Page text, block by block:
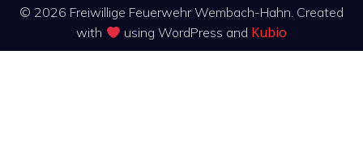
© 2026 Freiwillige Feuerwehr Wembach-Hahn. Created
with
using WordPress and Kubio